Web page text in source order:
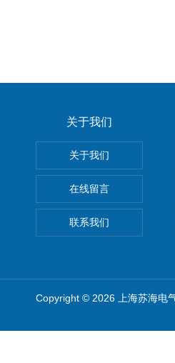
关于我们
关于我们
在线留言
联系我们
Copyright © 2026 上海苏海电